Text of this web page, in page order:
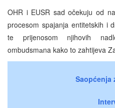
OHR i EUSR sad očekuju od
procesom spajanja entitetskih i
te prijenosom njihovih
ombudsmаna kako to zahtijeva
Saopćenja